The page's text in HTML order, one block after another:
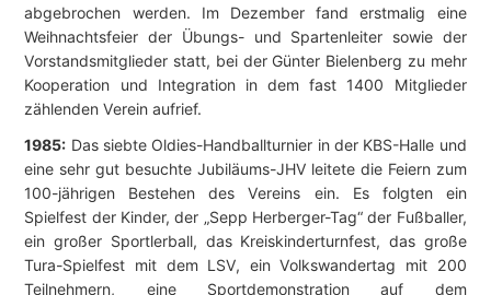
abgebrochen werden. Im Dezember fand erstmalig eine
Weihnachtsfeier der Übungs- und Spartenleiter sowie der
Vorstandsmitglieder statt, bei der Günter Bielenberg zu mehr
Kooperation und Integration in dem fast 1400 Mitglieder
zählenden Verein aufrief.
1985: Das siebte Oldies-Handballturnier in der KBS-Halle und
eine sehr gut besuchte Jubiläums-JHV leitete die Feiern zum
100-jährigen Bestehen des Vereins ein. Es folgten ein
Spielfest der Kinder, der „Sepp Herberger-Tag“ der Fußballer,
ein großer Sportlerball, das Kreiskinderturnfest, das große
Tura-Spielfest mit dem LSV, ein Volkswandertag mit 200
Teilnehmern, eine Sportdemonstration auf dem